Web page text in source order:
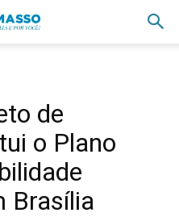
de
o Plano
Brasília